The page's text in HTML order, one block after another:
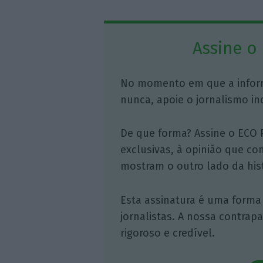
Assine o
No momento em que a
nunca, apoie o jornalismo
De que forma? Assine o
exclusivas, à opinião que
mostram o outro lado da
Esta assinatura é uma
jornalistas. A nossa
rigoroso e credível.